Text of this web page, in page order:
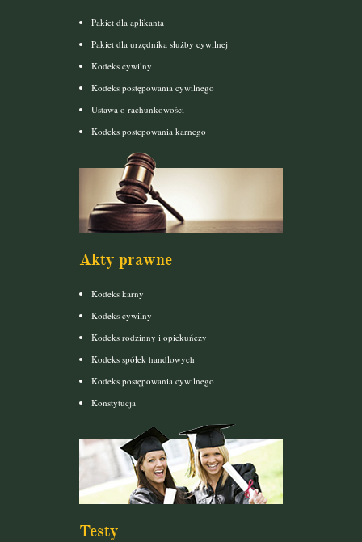
Pakiet dla aplikanta
Pakiet dla urzędnika służby cywilnej
Kodeks cywilny
Kodeks postępowania cywilnego
Ustawa o rachunkowości
Kodeks postepowania karnego
Akty prawne
Kodeks karny
Kodeks cywilny
Kodeks rodzinny i opiekuńczy
Kodeks spółek handlowych
Kodeks postępowania cywilnego
Konstytucja
Testy